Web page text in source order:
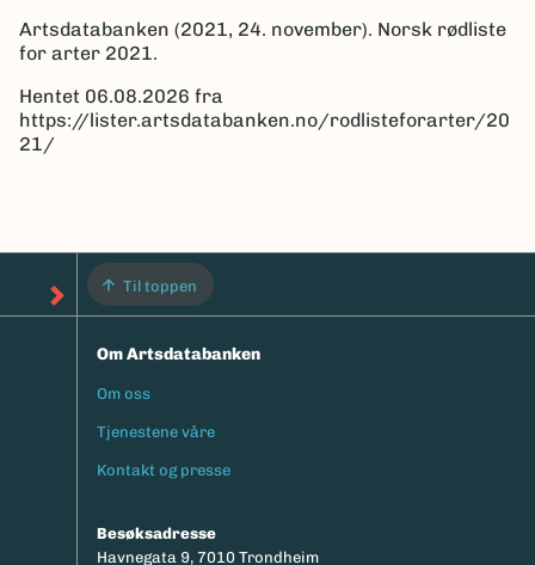
Artsdatabanken (2021, 24. november). Norsk rødliste
for arter 2021.
Hentet 06.08.2026 fra
https://lister.artsdatabanken.no/rodlisteforarter/20
21/
Til toppen
Om Artsdatabanken
Footermeny
Om oss
Tjenestene våre
Kontakt og presse
Besøksadresse
Havnegata 9, 7010 Trondheim